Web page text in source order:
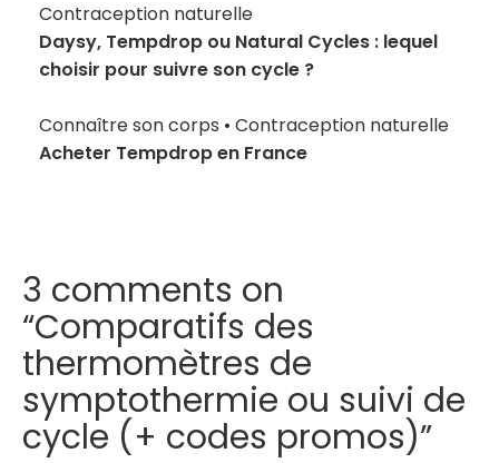
Contraception naturelle
Daysy, Tempdrop ou Natural Cycles : lequel
choisir pour suivre son cycle ?
Connaître son corps • Contraception naturelle
Acheter Tempdrop en France
3 comments on
“Comparatifs des
thermomètres de
symptothermie ou suivi de
cycle (+ codes promos)”